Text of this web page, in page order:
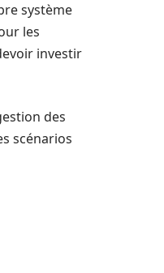
système
les
investir
des
scénarios